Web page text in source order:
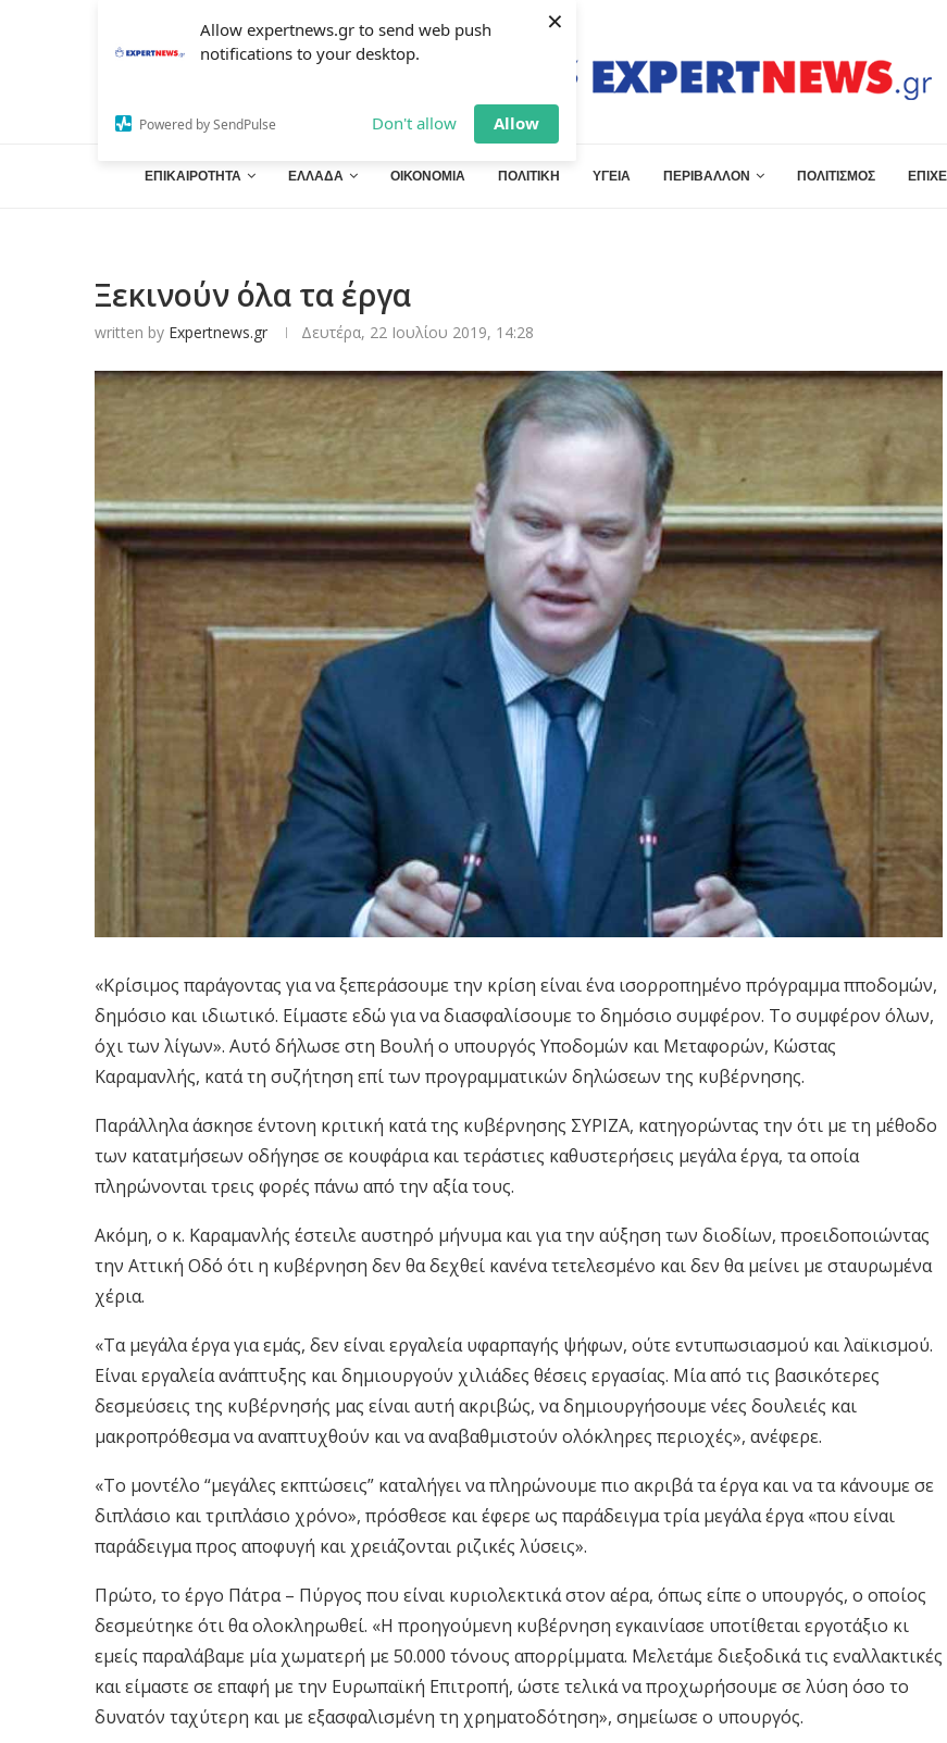
Allow expertnews.gr to send web push
notifications to your desktop.
Powered by SendPulse Don't allow Allow
×
ΕΠΙΚΑΙΡΟΤΗΤΑ ΕΛΛΑΔΑ ΟΙΚΟΝΟΜΙΑ ΠΟΛΙΤΙΚΗ ΥΓΕΙΑ ΠΕΡΙΒΑΛΛΟΝ ΠΟΛΙΤΙΣΜΟΣ
Ξεκινούν όλα τα έργα
written by Expertnews.gr Δευτέρα, 22 Ιουλίου 2019, 14:28
«Κρίσιμος παράγοντας για να ξεπεράσουμε την κρίση είναι ένα ισορροπημένο πρόγραμμα πποδομών,
δημόσιο και ιδιωτικό. Είμαστε εδώ για να διασφαλίσουμε το δημόσιο συμφέρον. Το συμφέρον όλων,
όχι των λίγων». Αυτό δήλωσε στη Βουλή ο υπουργός Υποδομών και Μεταφορών, Κώστας
Καραμανλής, κατά τη συζήτηση επί των προγραμματικών δηλώσεων της κυβέρνησης.
Παράλληλα άσκησε έντονη κριτική κατά της κυβέρνησης ΣΥΡΙΖΑ, κατηγορώντας την ότι με τη μέθοδο
των κατατμήσεων οδήγησε σε κουφάρια και τεράστιες καθυστερήσεις μεγάλα έργα, τα οποία
πληρώνονται τρεις φορές πάνω από την αξία τους.
Ακόμη, ο κ. Καραμανλής έστειλε αυστηρό μήνυμα και για την αύξηση των διοδίων, προειδοποιώντας
την Αττική Οδό ότι η κυβέρνηση δεν θα δεχθεί κανένα τετελεσμένο και δεν θα μείνει με σταυρωμένα
χέρια.
«Τα μεγάλα έργα για εμάς, δεν είναι εργαλεία υφαρπαγής ψήφων, ούτε εντυπωσιασμού και λαϊκισμού.
Είναι εργαλεία ανάπτυξης και δημιουργούν χιλιάδες θέσεις εργασίας. Μία από τις βασικότερες
δεσμεύσεις της κυβέρνησής μας είναι αυτή ακριβώς, να δημιουργήσουμε νέες δουλειές και
μακροπρόθεσμα να αναπτυχθούν και να αναβαθμιστούν ολόκληρες περιοχές», ανέφερε.
«Το μοντέλο “μεγάλες εκπτώσεις” καταλήγει να πληρώνουμε πιο ακριβά τα έργα και να τα κάνουμε σε
διπλάσιο και τριπλάσιο χρόνο», πρόσθεσε και έφερε ως παράδειγμα τρία μεγάλα έργα «που είναι
παράδειγμα προς αποφυγή και χρειάζονται ριζικές λύσεις».
Πρώτο, το έργο Πάτρα – Πύργος που είναι κυριολεκτικά στον αέρα, όπως είπε ο υπουργός, ο οποίος
δεσμεύτηκε ότι θα ολοκληρωθεί. «Η προηγούμενη κυβέρνηση εγκαινίασε υποτίθεται εργοτάξιο κι
εμείς παραλάβαμε μία χωματερή με 50.000 τόνους απορρίμματα. Μελετάμε διεξοδικά τις εναλλακτικές
και είμαστε σε επαφή με την Ευρωπαϊκή Επιτροπή, ώστε τελικά να προχωρήσουμε σε λύση όσο το
δυνατόν ταχύτερη και με εξασφαλισμένη τη χρηματοδότηση», σημείωσε ο υπουργός.